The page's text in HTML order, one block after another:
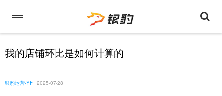
我的店铺环比是如何计算的
银豹运营-YF 2025-07-28